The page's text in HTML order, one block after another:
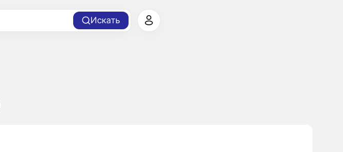
Искать